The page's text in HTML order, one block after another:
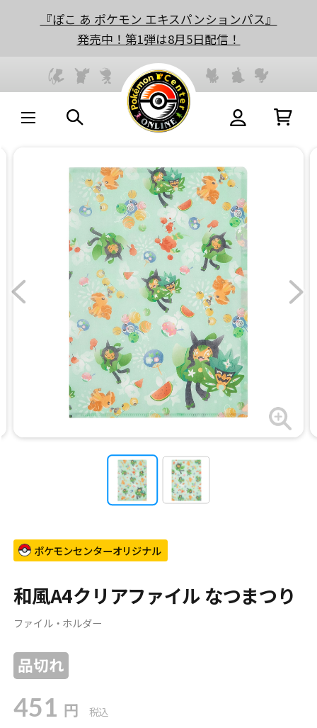
『ぽこ あ ポケモン エキスパンションパス』
発売中！第1弾は8月5日配信！
ポケモンセンターオリジナル
和風A4クリアファイル なつまつり
ファイル・ホルダー
品切れ
451 円 税込